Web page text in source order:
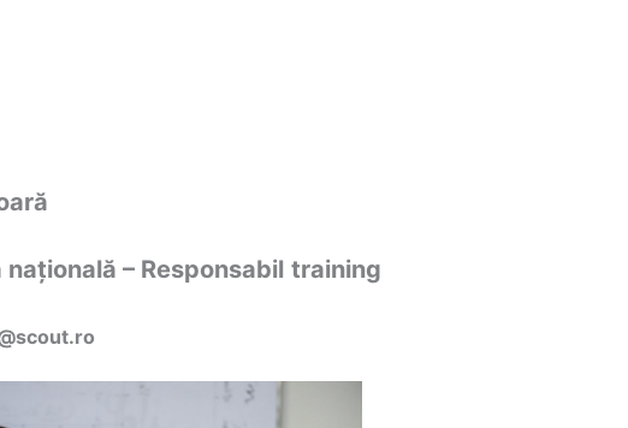
– Responsabil training